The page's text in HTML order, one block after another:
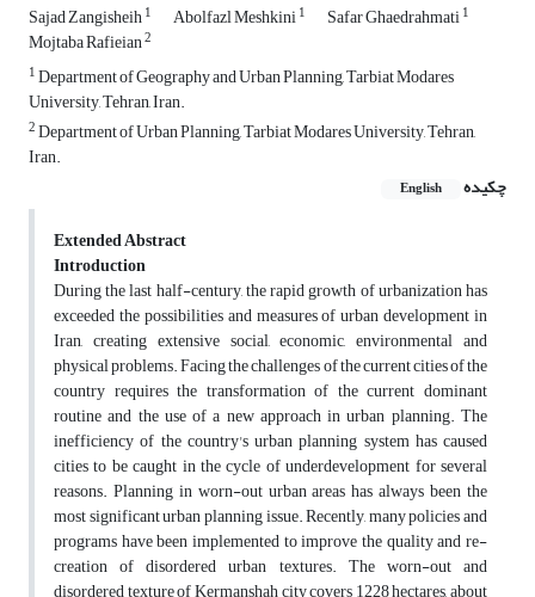
Sajad Zangisheih1 Abolfazl Meshkini1 Safar Ghaedrahmati1
Mojtaba Rafieian2
1Department of Geography and Urban Planning, Tarbiat Modares
University, Tehran, Iran.
2Department of Urban Planning, Tarbiat Modares University, Tehran,
Iran.
چکیده
English
Extended Abstract
Introduction
During the last half-century, the rapid growth of urbanization has
exceeded the possibilities and measures of urban development in
Iran, creating extensive social, economic, environmental and
physical problems. Facing the challenges of the current cities of the
country requires the transformation of the current dominant
routine and the use of a new approach in urban planning. The
inefficiency of the country's urban planning system has caused
cities to be caught in the cycle of underdevelopment for several
reasons. Planning in worn-out urban areas has always been the
most significant urban planning issue. Recently, many policies and
programs have been implemented to improve the quality and re-
creation of disordered urban textures. The worn-out and